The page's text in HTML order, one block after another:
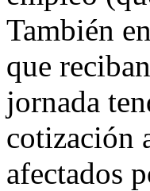
También
que
jornada
cotización
afectados